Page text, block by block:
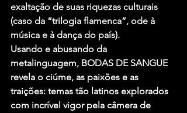
exaltação de suas riquezas culturais
(caso da “trilogia flamenca”, ode à
música e à dança do país).
Usando e abusando da
metalinguagem, BODAS DE SANGUE
revela o ciúme, as paixões e as
traições: temas tão latinos explorados
com incrível vigor pela câmera de